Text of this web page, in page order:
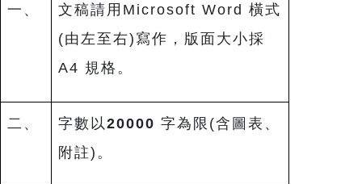
一、
文稿請用Microsoft Word 橫式
(由左至右)寫作，版面大小採
A4 規格。
二、 字數以 20000 字為限(含圖表、
附註)。